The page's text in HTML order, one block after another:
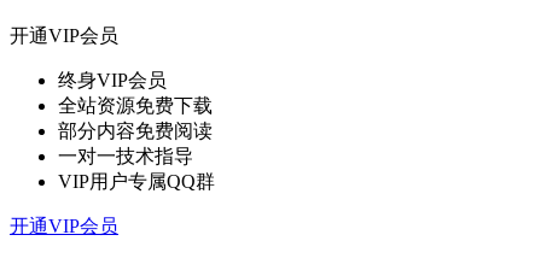
开通VIP会员
终身VIP会员
全站资源免费下载
部分内容免费阅读
一对一技术指导
VIP用户专属QQ群
开通VIP会员